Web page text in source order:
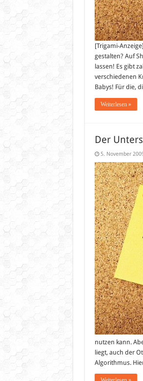
[Trigami-
gestalten? Auf
lassen! Es gibt
verschiedenen
Babys! Für die,
Weiterlesen »
Der
5. November
nutzen kann.
liegt, auch der
Algorithmus.